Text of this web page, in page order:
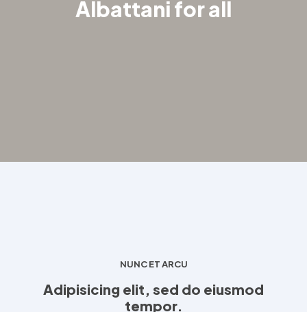
Albattani for all
NUNC ET ARCU
Adipisicing elit, sed do eiusmod
tempor.